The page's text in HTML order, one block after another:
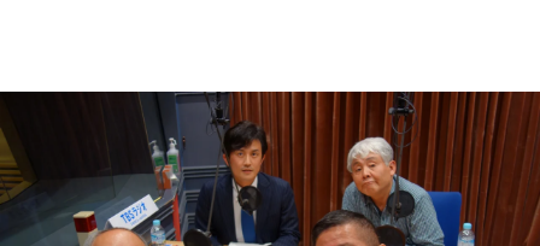
イベント・グッズ
YouTube
会社情報